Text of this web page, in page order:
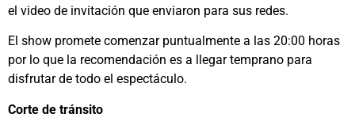
el video de invitación que enviaron para sus redes.
El show promete comenzar puntualmente a las 20:00 horas
por lo que la recomendación es a llegar temprano para
disfrutar de todo el espectáculo.
Corte de tránsito